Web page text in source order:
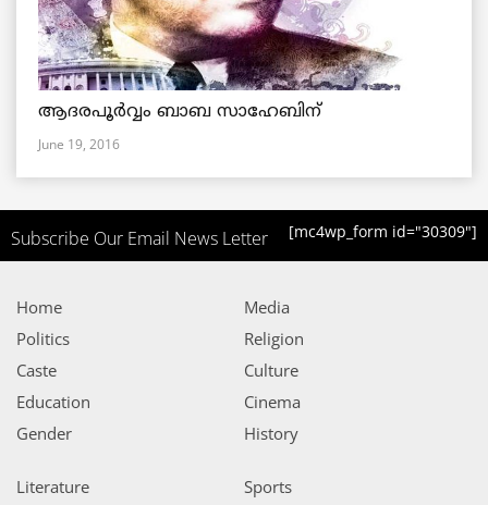
ആദരപൂര്‍വ്വം ബാബ സാഹേബിന്
June 19, 2016
Subscribe Our Email News Letter [mc4wp_form id="30309"]
Home
Politics
Caste
Education
Gender
Media
Religion
Culture
Cinema
History
Literature
Sports